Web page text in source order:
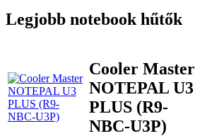
Legjobb notebook hűtők
Cooler Master
NOTEPAL U3
PLUS (R9-
NBC-U3P)